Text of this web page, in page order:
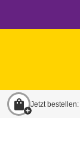
shopping_bag Jetzt bestellen: